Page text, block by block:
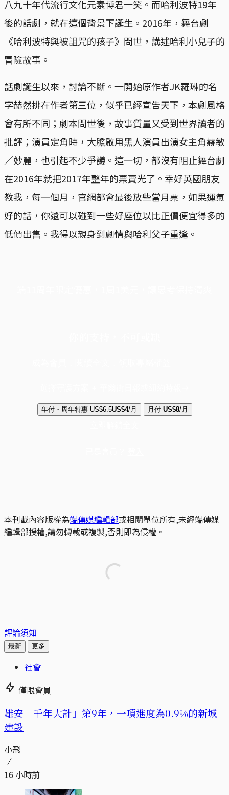
八九十年代流行文化元素博君一笑。而哈利波特19年
後的話劇，就在這個背景下誕生。2016年，舞台劇
《哈利波特與被詛咒的孩子》問世，講述哈利小兒子的
冒險故事。
話劇誕生以來，討論不斷。一開始原作者JK羅琳的名
字赫然排在作者第三位，似乎已經宣告天下，本劇風格
會有所不同；劇本問世後，故事質量又受到世界讀者的
批評；演員定角時，大膽啟用黑人演員出演女主角赫敏
／妙麗，也引起不少爭議。這一切，都沒有阻止舞台劇
在2016年就把2017年整年的票賣光了。幸好英國朋友
教我，每一個月，官網都會最後放些當月票，如果運氣
好的話，你還可以碰到一些好座位以比正價便宜得多的
低價出售。我得以親身到劇情與哈利父子重逢。
年付・周年特惠 US$6.5US$4/月 月付 US$8/月
本刊載內容版權為端傳媒編輯部或相關單位所有,未經端傳媒
編輯部授權,請勿轉載或複製,否則即為侵權。
評論須知
最新 更多
社會
僅限會員
​​雄安「千年大計」第9年，一項進度為0.9%的新城
建設
小飛
16 小時前